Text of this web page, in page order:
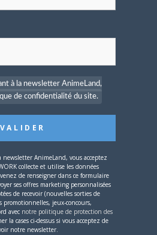
0
à la newsletter AnimeLand,
de confidentialité du site.
AnimeLand, vous acceptez
collecte et utilise les données
de renseigner dans ce formulaire
ses offres marketing personnalisées
de recevoir (nouvelles sorties de
promotionnelles, jeux-concours,
avec notre politique de protection des
la cases ci-dessus si vous acceptez de
notre newsletter.